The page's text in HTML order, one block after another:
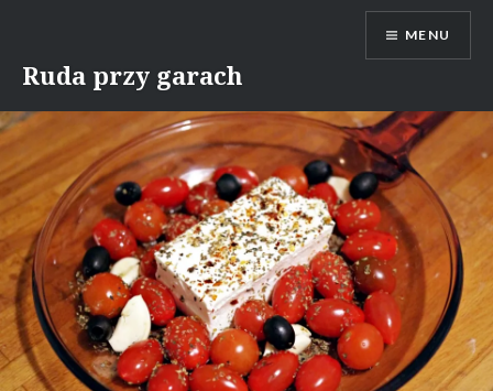
content
Ruda przy garach
MENU